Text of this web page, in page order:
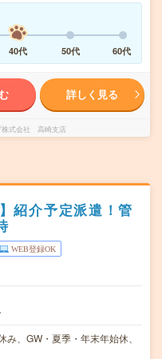
40代 50代 60代
詳しく見る
株式会社 高崎支店
紹介予定派遣！管
WEB登録OK
、GW・夏季・年末年始休、